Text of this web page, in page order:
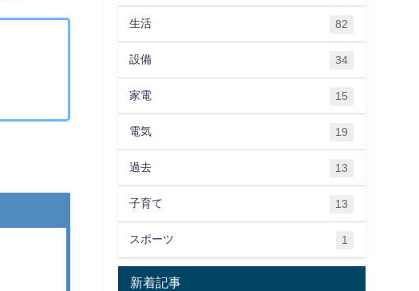
生活 82
設備 34
家電 15
電気 19
過去 13
子育て 13
スポーツ 1
新着記事